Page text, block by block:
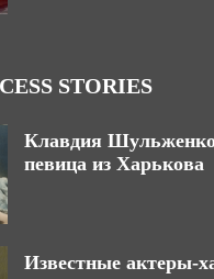
STORIES
Клавдия
певица из Харькова
Известные актеры-